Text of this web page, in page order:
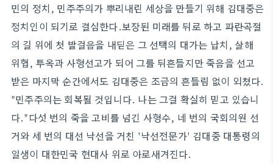
민의 정치, 민주주의가 뿌리내린 세상을 만들기 위해 김대중은
정치인이 되기로 결심한다.보장된 미래를 뒤로 하고 파란곡절
의 길 위에 첫 발걸음을 내딛은 그 선택의 대가는 납치, 살해
위협, 투옥과 사형선고가 되어 그를 뒤흔들지만 죽음을 선고
받은 마지막 순간에서도 김대중은 조금의 흔들림 없이 외쳤다.
"민주주의는 회복될 것입니다. 나는 그걸 확실히 믿고 있습니
다."다섯 번의 죽을 고비를 넘긴 사형수, 네 번의 국회의원 선
거와 세 번의 대선 낙선을 거친 '낙선전문가' 김대중 대통령의
일생이 대한민국 현대사 위로 아로새겨진다.